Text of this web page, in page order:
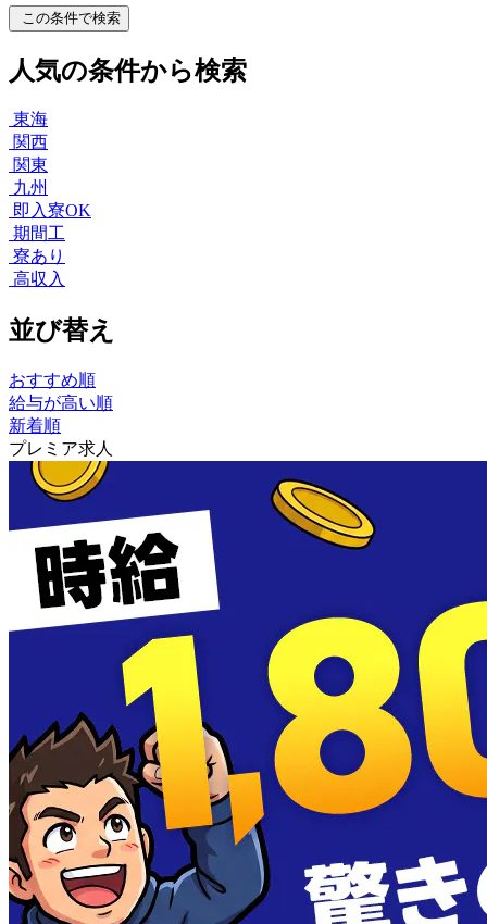
この条件で検索
人気の条件から検索
東海
関西
関東
九州
即入寮OK
期間工
寮あり
高収入
並び替え
おすすめ順
給与が高い順
新着順
プレミア求人